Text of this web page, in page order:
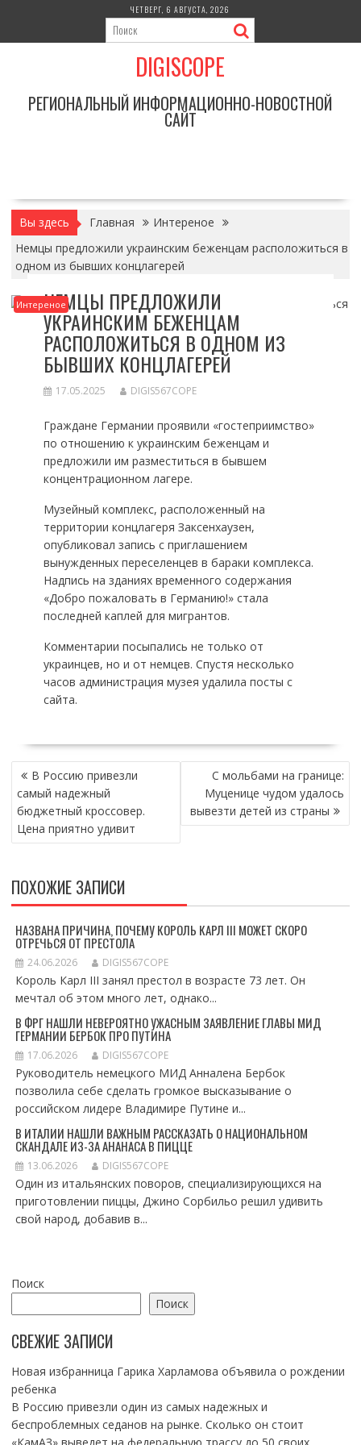
содержимому
ЧЕТВЕРГ, 6 АВГУСТА, 2026
DIGISCOPE
РЕГИОНАЛЬНЫЙ ИНФОРМАЦИОННО-НОВОСТНОЙ
САЙТ
Вы здесь Главная
Интереное
Немцы предложили украинским беженцам расположиться в
одном из бывших концлагерей
ИнтереноеНЕМЦЫ ПРЕДЛОЖИЛИ
УКРАИНСКИМ БЕЖЕНЦАМ
РАСПОЛОЖИТЬСЯ В ОДНОМ ИЗ
БЫВШИХ КОНЦЛАГЕРЕЙ
17.05.2025 DIGIS567COPE
Граждане Германии проявили «гостеприимство»
по отношению к украинским беженцам и
предложили им разместиться в бывшем
концентрационном лагере.
Музейный комплекс, расположенный на
территории концлагеря Заксенхаузен,
опубликовал запись с приглашением
вынужденных переселенцев в бараки комплекса.
Надпись на зданиях временного содержания
«Добро пожаловать в Германию!» стала
последней каплей для мигрантов.
Комментарии посыпались не только от
украинцев, но и от немцев. Спустя несколько
часов администрация музея удалила посты с
сайта.
НАВИГАЦИЯ
ПО
ЗАПИСЯМ
В Россию привезли
самый надежный
бюджетный кроссовер.
Цена приятно удивит
С мольбами на границе:
Муценице чудом удалось
вывезти детей из страны
ПОХОЖИЕ ЗАПИСИ
НАЗВАНА ПРИЧИНА, ПОЧЕМУ КОРОЛЬ КАРЛ III МОЖЕТ СКОРО
ОТРЕЧЬСЯ ОТ ПРЕСТОЛА
24.06.2026 DIGIS567COPE
Король Карл III занял престол в возрасте 73 лет. Он
мечтал об этом много лет, однако...
В ФРГ НАШЛИ НЕВЕРОЯТНО УЖАСНЫМ ЗАЯВЛЕНИЕ ГЛАВЫ МИД
ГЕРМАНИИ БЕРБОК ПРО ПУТИНА
17.06.2026 DIGIS567COPE
Руководитель немецкого МИД Анналена Бербок
позволила себе сделать громкое высказывание о
российском лидере Владимире Путине и...
В ИТАЛИИ НАШЛИ ВАЖНЫМ РАССКАЗАТЬ О НАЦИОНАЛЬНОМ
СКАНДАЛЕ ИЗ-ЗА АНАНАСА В ПИЦЦЕ
13.06.2026 DIGIS567COPE
Один из итальянских поворов, специализирующихся на
приготовлении пиццы, Джино Сорбильо решил удивить
свой народ, добавив в...
Поиск
Поиск
СВЕЖИЕ ЗАПИСИ
Новая избранница Гарика Харламова объявила о рождении
ребенка
В Россию привезли один из самых надежных и
беспроблемных седанов на рынке. Сколько он стоит